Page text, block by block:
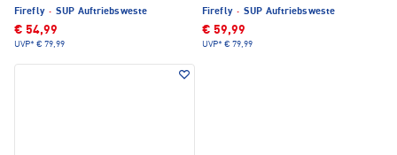
Firefly · SUP Auftriebsweste
€ 54,99
UVP* € 79,99
Firefly · SUP Auftriebsweste
€ 59,99
UVP* € 79,99